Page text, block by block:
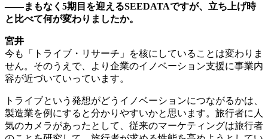
――まもなく5期目を迎えるSEEDATAですが、立ち上げ時
と比べて何が変わりましたか。
宮井
今も「トライブ・リサーチ」を核にしていることは変わりま
せん。そのうえで、より企業のイノベーション支援に事業内
容が近づいていっています。
トライブという発想がどうイノベーションにつながるかは、
製造業を例にすると分かりやすいかと思います。旅行者に人
気のカメラがあったとして、従来のマーケティングは旅行者